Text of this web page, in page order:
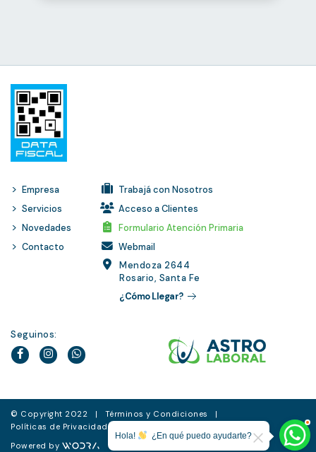
Empresa
Servicios
Novedades
Contacto
Trabajá con Nosotros
Acceso a Clientes
Formulario Atención Primaria
Webmail
Mendoza 2644
Rosario, Santa Fe
¿Cómo Llegar?
Seguinos:
© Copyright 2022 | Términos y Condiciones
|
Políticas de Privacidad
Powered by
Hola! ¿En qué puedo ayudarte?